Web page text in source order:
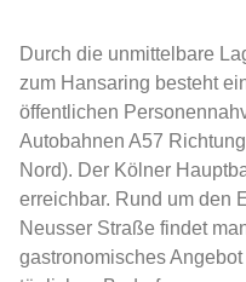
Durch die unmittelbare
zum Hansaring besteht
öffentlichen
Autobahnen A57
Nord). Der Kölner
erreichbar. Rund um den
Neusser Straße findet
gastronomisches